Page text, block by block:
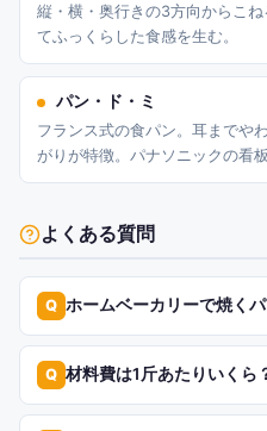
縦・横・奥行きの3方向からこ
てふっくらした食感を生む。
パン・ド・ミ
フランス式の食パン。耳までや
がりが特徴。パナソニックの看
よくある質問
Q ホームベーカリーで焼く
Q 材料費は1斤あたりいくら